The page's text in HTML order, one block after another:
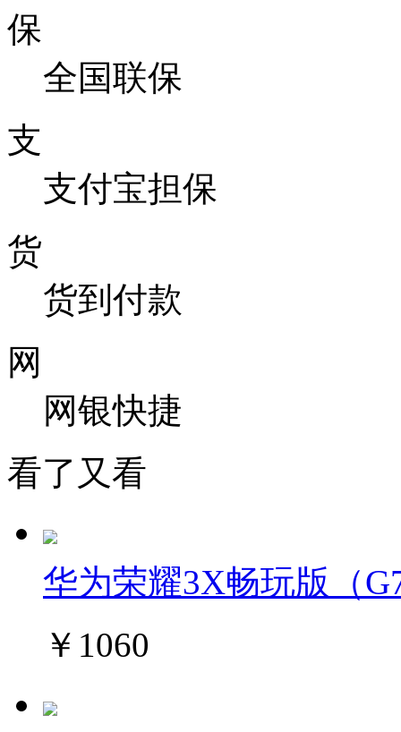
保
全国联保
支
支付宝担保
货
货到付款
网
网银快捷
看了又看
华为荣耀3X畅玩版（
￥1060